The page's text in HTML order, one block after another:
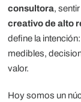
consultora,
creativo de alto
define la
medibles,
valor.
Hoy somos un